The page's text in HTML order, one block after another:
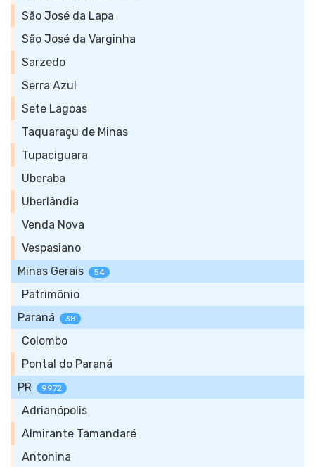
São José da Lapa
São José da Varginha
Sarzedo
Serra Azul
Sete Lagoas
Taquaraçu de Minas
Tupaciguara
Uberaba
Uberlândia
Venda Nova
Vespasiano
Minas Gerais
54
Patrimônio
Paraná
38
Colombo
Pontal do Paraná
PR
9972
Adrianópolis
Almirante Tamandaré
Antonina